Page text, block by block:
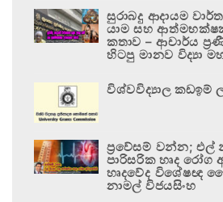
සුරාබදු ආදායම
යාම සහ
කතාව – ආචාර්ය
හිටපු මානව විද්‍යා
විශ්වවිද්‍යාල
ප්‍රවේසම් වන්න;
පාරිසරික හෘද රෝග
හෘදවේද විශේෂඥ
නාමල් විජයසිංහ